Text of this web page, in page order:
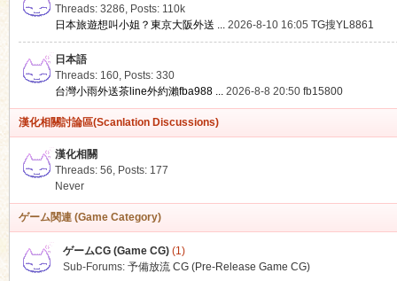
Threads: 3286, Posts: 110k
日本旅遊想叫小姐？東京大阪外送 ... 2026-8-10 16:05 TG搜YL8861
日本語
Threads: 160, Posts: 330
台灣小雨外送茶line外約瀨fba988 ... 2026-8-8 20:50 fb15800
漢化相關討論區(Scanlation Discussions)
漢化相關
Threads: 56, Posts: 177
Never
ゲーム関連 (Game Category)
ゲームCG (Game CG)(1)
Sub-Forums: 予備放流 CG (Pre-Release Game CG)